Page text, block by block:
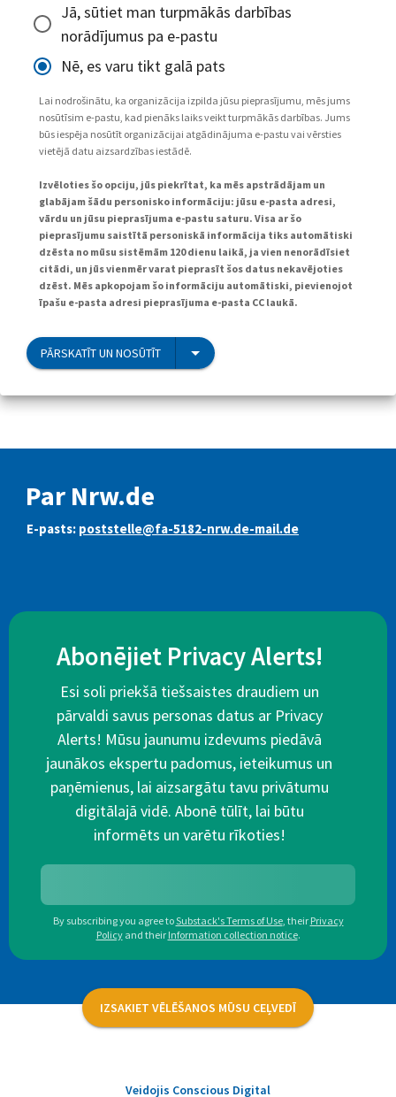
Jā, sūtiet man turpmākās darbības
norādījumus pa e-pastu
Nē, es varu tikt galā pats
Lai nodrošinātu, ka organizācija izpilda jūsu pieprasījumu, mēs jums
nosūtīsim e-pastu, kad pienāks laiks veikt turpmākās darbības. Jums
būs iespēja nosūtīt organizācijai atgādinājuma e-pastu vai vērsties
vietējā datu aizsardzības iestādē.
Izvēloties šo opciju, jūs piekrītat, ka mēs apstrādājam un
glabājam šādu personisko informāciju: jūsu e-pasta adresi,
vārdu un jūsu pieprasījuma e-pastu saturu. Visa ar šo
pieprasījumu saistītā personiskā informācija tiks automātiski
dzēsta no mūsu sistēmām 120 dienu laikā, ja vien nenorādīsiet
citādi, un jūs vienmēr varat pieprasīt šos datus nekavējoties
dzēst. Mēs apkopojam šo informāciju automātiski, pievienojot
īpašu e-pasta adresi pieprasījuma e-pasta CC laukā.
PĀRSKATĪT UN NOSŪTĪT
Par Nrw.de
E-pasts: poststelle@fa-5182-nrw.de-mail.de
Abonējiet Privacy Alerts!
Esi soli priekšā tiešsaistes draudiem un
pārvaldi savus personas datus ar Privacy
Alerts! Mūsu jaunumu izdevums piedāvā
jaunākos ekspertu padomus, ieteikumus un
paņēmienus, lai aizsargātu tavu privātumu
digitālajā vidē. Abonē tūlīt, lai būtu
informēts un varētu rīkoties!
By subscribing you agree toSubstack's Terms of Use, their Privacy
Policy and their Information collection notice.
IZSAKIET VĒLĒŠANOS MŪSU CEĻVEDĪ
Veidojis Conscious Digital